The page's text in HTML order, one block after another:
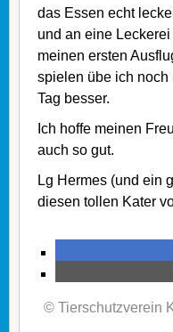
das Essen echt
und an eine
meinen ersten
spielen übe ich noch
Tag besser.
Ich hoffe meinen
auch so gut.
Lg Hermes (und ein
diesen tollen Kater
© Tierschutzverein